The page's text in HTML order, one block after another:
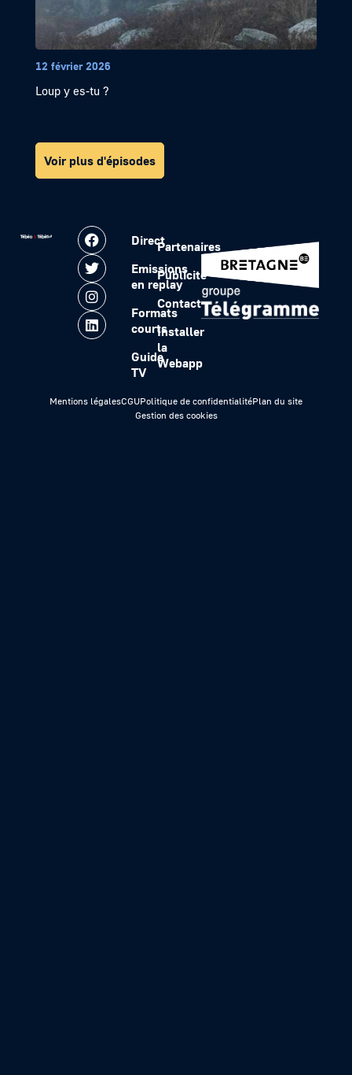
12 février 2026
Loup y es-tu ?
Voir plus d'épisodes
Direct
Emissions
en replay
Formats
courts
Guide
TV
Partenaires
Publicité
Contact
Installer
la
Webapp
Mentions légalesCGUPolitique de confidentialitéPlan du site
Gestion des cookies